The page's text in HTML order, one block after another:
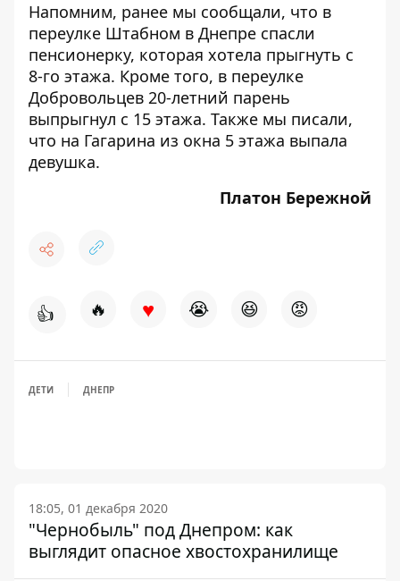
Напомним, ранее мы сообщали, что в
переулке Штабном в Днепре спасли
пенсионерку, которая хотела прыгнуть с
8-го этажа. Кроме того, в переулке
Добровольцев 20-летний парень
выпрыгнул с 15 этажа. Также мы писали,
что на Гагарина из окна 5 этажа выпала
девушка.
Платон Бережной
👍 🔥 ♥ 😭 😆 😡
ДЕТИ ДНЕПР
18:05, 01 декабря 2020
"Чернобыль" под Днепром: как
выглядит опасное хвостохранилище